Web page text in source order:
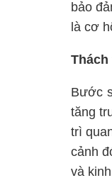
bảo
là cơ
Bước
tăng
trì
cảnh
và